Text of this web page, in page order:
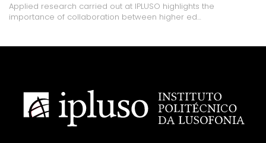
Applied research carried out at IPLUSO highlights the
importance of collaboration between higher ed…